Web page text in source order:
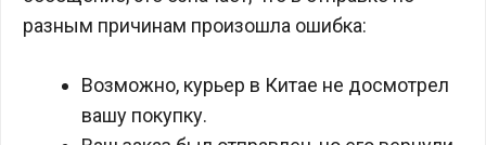
разным причинам произошла ошибка:
Возможно, курьер в Китае не досмотрел
вашу покупку.